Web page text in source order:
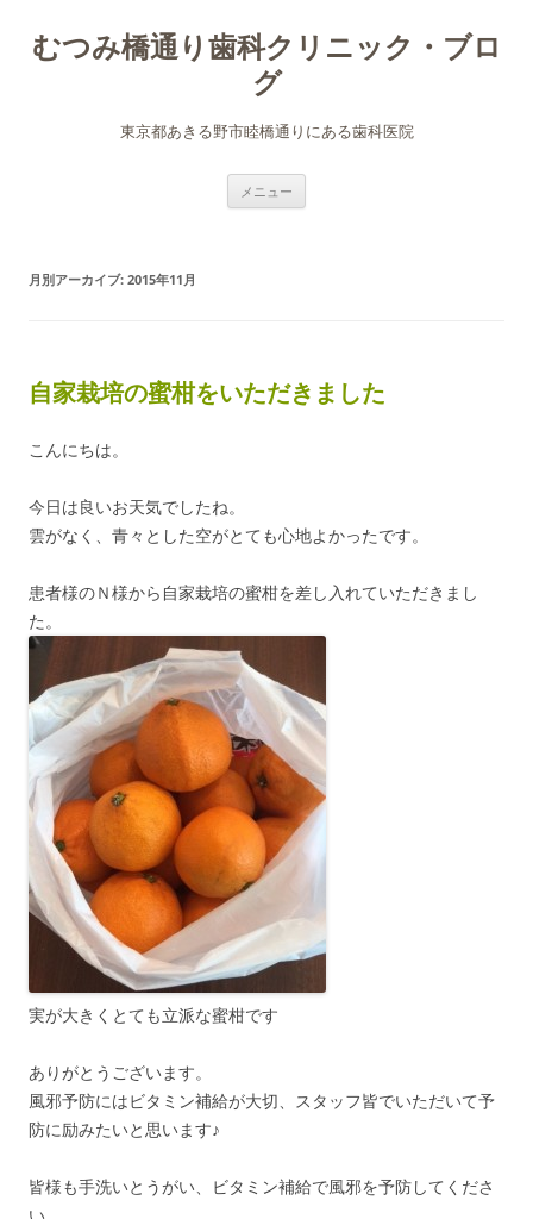
むつみ橋通り歯科クリニック・ブロ
グ
東京都あきる野市睦橋通りにある歯科医院
メニュー
月別アーカイブ: 2015年11月
自家栽培の蜜柑をいただきました
こんにちは。
今日は良いお天気でしたね。
雲がなく、青々とした空がとても心地よかったです。
患者様のＮ様から自家栽培の蜜柑を差し入れていただきまし
た。
実が大きくとても立派な蜜柑です
ありがとうございます。
風邪予防にはビタミン補給が大切、スタッフ皆でいただいて予
防に励みたいと思います♪
皆様も手洗いとうがい、ビタミン補給で風邪を予防してくださ